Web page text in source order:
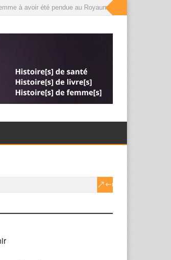
à avoir été pendue au Royaume-Uni, que le roi a